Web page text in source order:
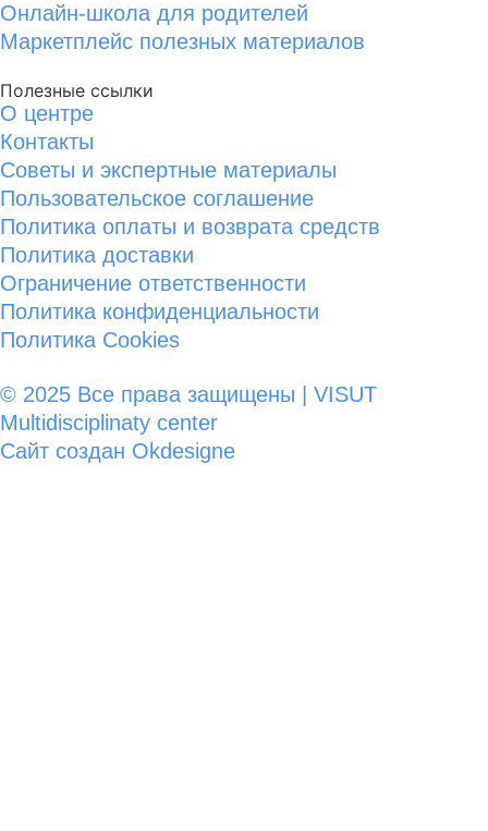
Онлайн-школа для родителей
Маркетплейс полезных материалов
Полезные ссылки
О центре
Контакты
Советы и экспертные материалы
Пользовательское соглашение
Политика оплаты и возврата средств
Политика доставки
Ограничение ответственности
Политика конфиденциальности
Политика Cookies
© 2025 Все права защищены | VISUT
Multidisciplinaty center
Сайт создан Okdesigne